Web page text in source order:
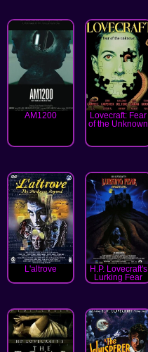
AM1200
Lovecraft: Fear
of the Unknown
L'altrove
H.P. Lovecraft's
Lurking Fear